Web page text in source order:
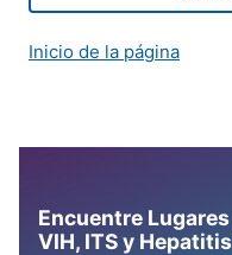
Inicio de la página
Encuentre
VIH, ITS y